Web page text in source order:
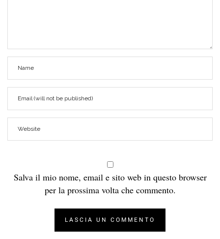
Salva il mio nome, email e sito web in questo browser
per la prossima volta che commento.